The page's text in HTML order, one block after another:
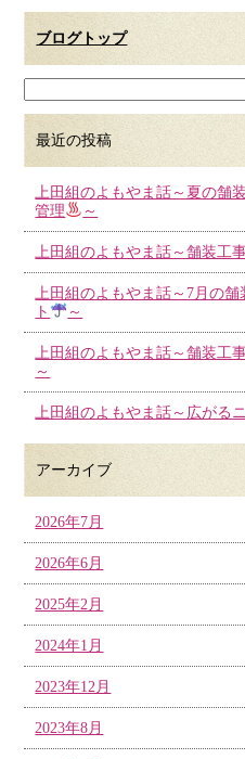
ブログトップ
最近の投稿
上田組のよもやま話～夏の舗
管理
～
上田組のよもやま話～舗装工
上田組のよもやま話～7月の
ト
～
上田組のよもやま話～舗装工
～
上田組のよもやま話～広がる
アーカイブ
2026年7月
2026年6月
2025年2月
2024年1月
2023年12月
2023年8月